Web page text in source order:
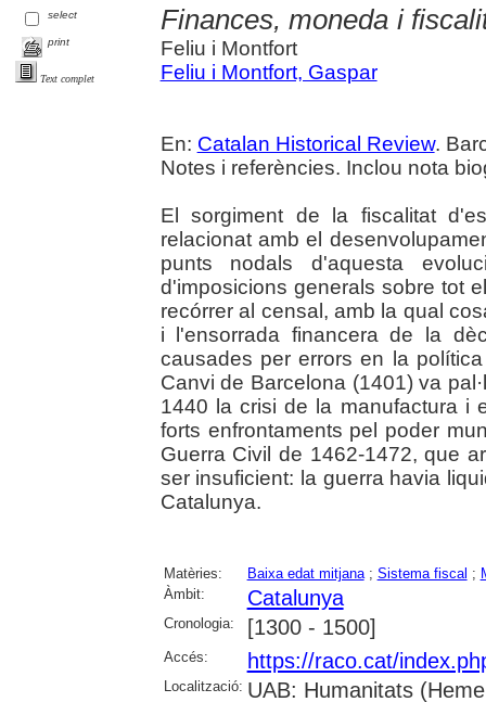
select
print
Text complet
Finances, moneda i
Feliu i Montfort
Feliu i Montfort, Gaspar
En: Catalan Historical Review.
Notes i referències. Inclou nota
El sorgiment de la fiscalitat
relacionat amb el
punts nodals d'aquesta
d'imposicions generals sobre tot
recórrer al censal, amb la qual
i l'ensorrada financera de la
causades per errors en la
Canvi de Barcelona (1401) va
1440 la crisi de la manufactura i
forts enfrontaments pel poder
Guerra Civil de 1462-1472, que
ser insuficient: la guerra havia
Catalunya.
Matèries: Baixa edat mitjana; Sistema fiscal ;
Àmbit:
Catalunya
Cronologia: [1300 - 1500]
Accés: https://raco.cat/
Localització: UAB: Humanitats